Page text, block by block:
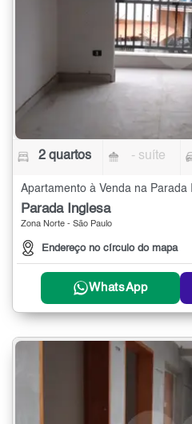
2 quartos - suíte
Apartamento à Venda na
Parada Inglesa
Zona Norte - São Paulo
Endereço no círculo do mapa
WhatsApp